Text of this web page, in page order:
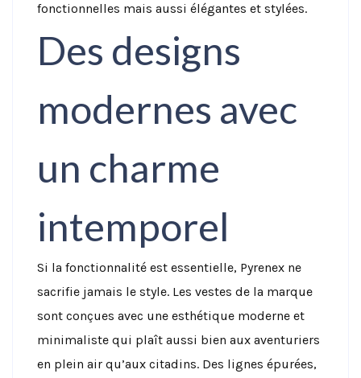
fonctionnelles mais aussi élégantes et stylées.
Des designs
modernes avec
un charme
intemporel
Si la fonctionnalité est essentielle, Pyrenex ne
sacrifie jamais le style. Les vestes de la marque
sont conçues avec une esthétique moderne et
minimaliste qui plaît aussi bien aux aventuriers
en plein air qu’aux citadins. Des lignes épurées,